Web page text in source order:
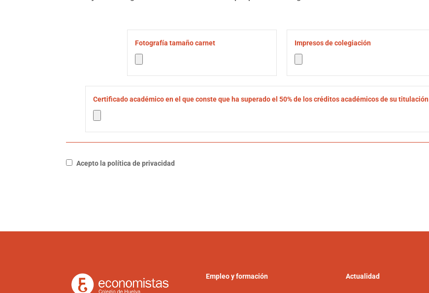
Impresos de colegiación
Fotografía tamaño carnet
Certificado académico en el que conste que ha superado el 50% de los créditos académicos de su titulación
Acepto la política de privacidad
Empleo y formación Actualidad